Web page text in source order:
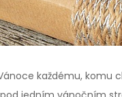
každému,